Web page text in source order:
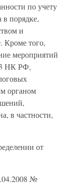
по учету
порядке,
и
Кроме того,
мероприятий
НК РФ,
органом
в частности,
от
№